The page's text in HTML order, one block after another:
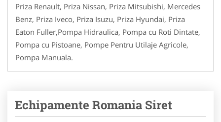
Priza Renault, Priza Nissan, Priza Mitsubishi, Mercedes
Benz, Priza Iveco, Priza Isuzu, Priza Hyundai, Priza
Eaton Fuller,Pompa Hidraulica, Pompa cu Roti Dintate,
Pompa cu Pistoane, Pompe Pentru Utilaje Agricole,
Pompa Manuala.
Echipamente Romania Siret